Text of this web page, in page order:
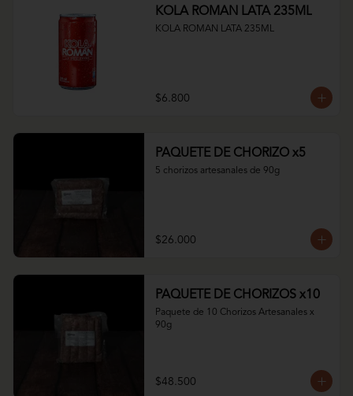
KOLA ROMAN LATA 235ML
KOLA ROMAN LATA 235ML
$6.800
PAQUETE DE CHORIZO x5
5 chorizos artesanales de 90g
$26.000
PAQUETE DE CHORIZOS x10
Paquete de 10 Chorizos Artesanales x
90g
$48.500